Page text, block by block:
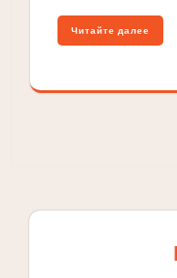
Читайте далее